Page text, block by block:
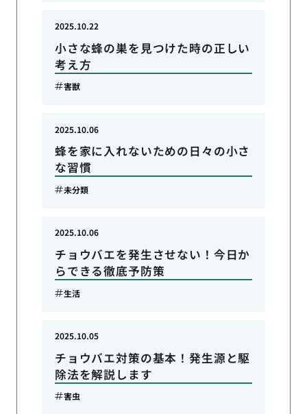
小さな蜂の巣を見つけた時の正しい
考え方
2025.10.22
害獣
蜂を家に入れないための日々の小さ
な習慣
2025.10.06
未分類
チョウバエを発生させない！今日か
らできる徹底予防策
2025.10.06
生活
チョウバエ対策の基本！発生源と駆
除法を解説します
2025.10.05
害虫